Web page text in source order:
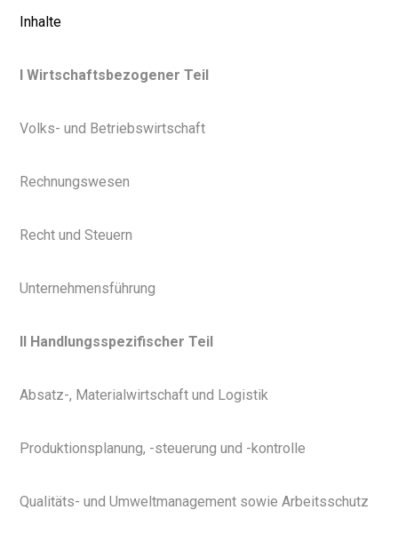
Inhalte
I Wirtschaftsbezogener Teil
Volks- und Betriebswirtschaft
Rechnungswesen
Recht und Steuern
Unternehmensführung
II Handlungsspezifischer Teil
Absatz-, Materialwirtschaft und Logistik
Produktionsplanung, -steuerung und -kontrolle
Qualitäts- und Umweltmanagement sowie Arbeitsschutz